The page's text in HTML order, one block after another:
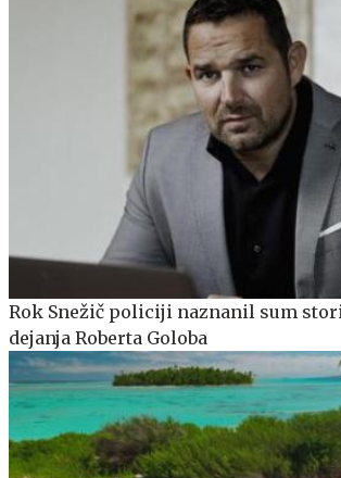
Rok Snežič policiji naznanil sum
dejanja Roberta Goloba